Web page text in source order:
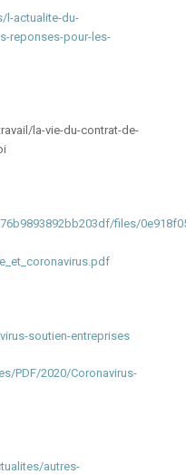
l-actualite-du-
reponses-pour-les-
la-vie-du-contrat-de-
files/
soutien-entreprises
PDF/2020/Coronavirus-
autres-